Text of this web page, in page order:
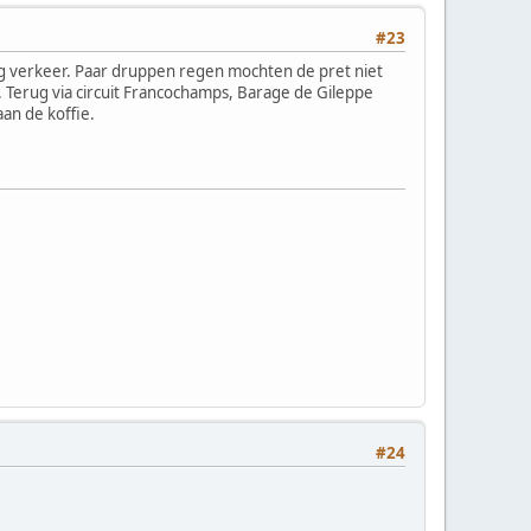
#23
verkeer. Paar druppen regen mochten de pret niet
via circuit Francochamps, Barage de Gileppe
de koffie.
#24